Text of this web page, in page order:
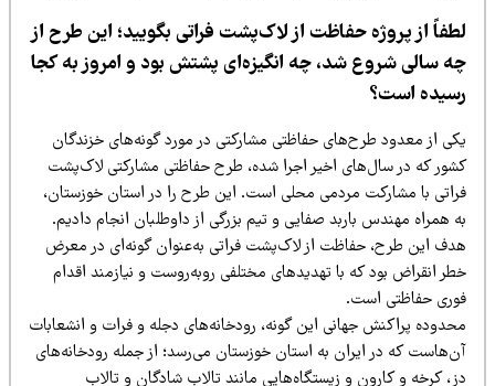
از پروژهحفاظت از لاک‌پشت فراتیبگویید؛ این طرح از
سالی شروع شد، چه انگیزه‌ای پشتش بود و امروز به کجا
است؟
از معدود طرح‌های حفاظتی مشارکتی در مورد گونه‌های خزندگان
که در سال‌های اخیر اجرا شده، طرح حفاظتی مشارکتی لاک‌پشت
با مشارکت مردمی محلی است. این طرح را در استان خوزستان،
همراه مهندس باربد صفایی و تیم بزرگی از داوطلبان انجام دادیم.
این طرح، حفاظت از لاک‌پشت فراتی به‌عنوان گونه‌ای در معرض
انقراض بود که با تهدیدهای مختلفی روبه‌روست و نیازمند اقدام
حفاظتی است.
پراکنش جهانی این گونه، رودخانه‌های دجله و فرات و انشعابات
که در ایران به استان خوزستان می‌رسد؛ از جمله رودخانه‌های
کرخه و کارون و زیستگاه‌هایی مانند تالاب شادگان و تالاب